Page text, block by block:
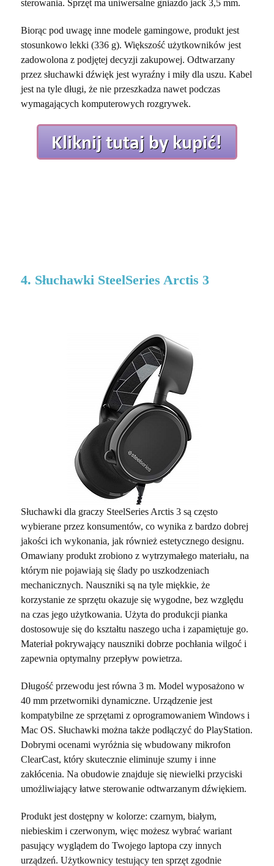
sterowania. Sprzęt ma uniwersalne gniazdo jack 3,5 mm.
Biorąc pod uwagę inne modele gamingowe, produkt jest
stosunkowo lekki (336 g). Większość użytkowników jest
zadowolona z podjętej decyzji zakupowej. Odtwarzany
przez słuchawki dźwięk jest wyraźny i miły dla uszu. Kabel
jest na tyle długi, że nie przeszkadza nawet podczas
wymagających komputerowych rozgrywek.
4. Słuchawki SteelSeries Arctis 3
Słuchawki dla graczy SteelSeries Arctis 3 są często
wybierane przez konsumentów, co wynika z bardzo dobrej
jakości ich wykonania, jak również estetycznego designu.
Omawiany produkt zrobiono z wytrzymałego materiału, na
którym nie pojawiają się ślady po uszkodzeniach
mechanicznych. Nauszniki są na tyle miękkie, że
korzystanie ze sprzętu okazuje się wygodne, bez względu
na czas jego użytkowania. Użyta do produkcji pianka
dostosowuje się do kształtu naszego ucha i zapamiętuje go.
Materiał pokrywający nauszniki dobrze pochłania wilgoć i
zapewnia optymalny przepływ powietrza.
Długość przewodu jest równa 3 m. Model wyposażono w
40 mm przetworniki dynamiczne. Urządzenie jest
kompatybilne ze sprzętami z oprogramowaniem Windows i
Mac OS. Słuchawki można także podłączyć do PlayStation.
Dobrymi ocenami wyróżnia się wbudowany mikrofon
ClearCast, który skutecznie eliminuje szumy i inne
zakłócenia. Na obudowie znajduje się niewielki przyciski
umożliwiający łatwe sterowanie odtwarzanym dźwiękiem.
Produkt jest dostępny w kolorze: czarnym, białym,
niebieskim i czerwonym, więc możesz wybrać wariant
pasujący wyglądem do Twojego laptopa czy innych
urządzeń. Użytkownicy testujący ten sprzęt zgodnie